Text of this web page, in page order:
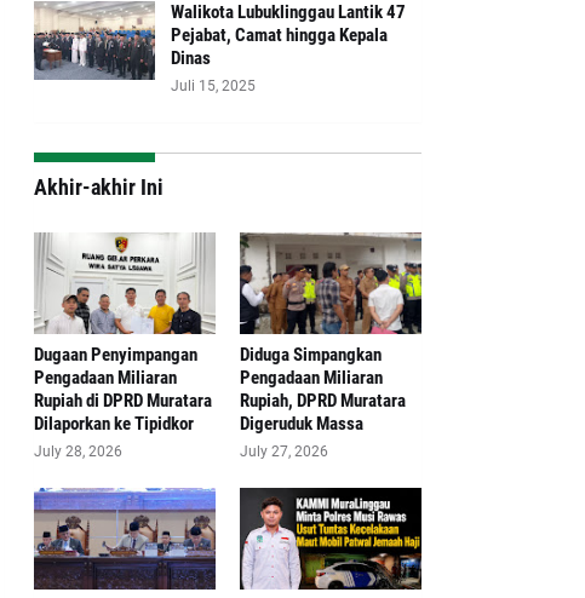
Walikota Lubuklinggau Lantik 47
Pejabat, Camat hingga Kepala
Dinas
Juli 15, 2025
Akhir-akhir Ini
‎Dugaan Penyimpangan
Pengadaan Miliaran
Rupiah di DPRD Muratara
Dilaporkan ke Tipidkor
July 28, 2026
Diduga Simpangkan
Pengadaan Miliaran
Rupiah, DPRD Muratara
Digeruduk Massa
July 27, 2026